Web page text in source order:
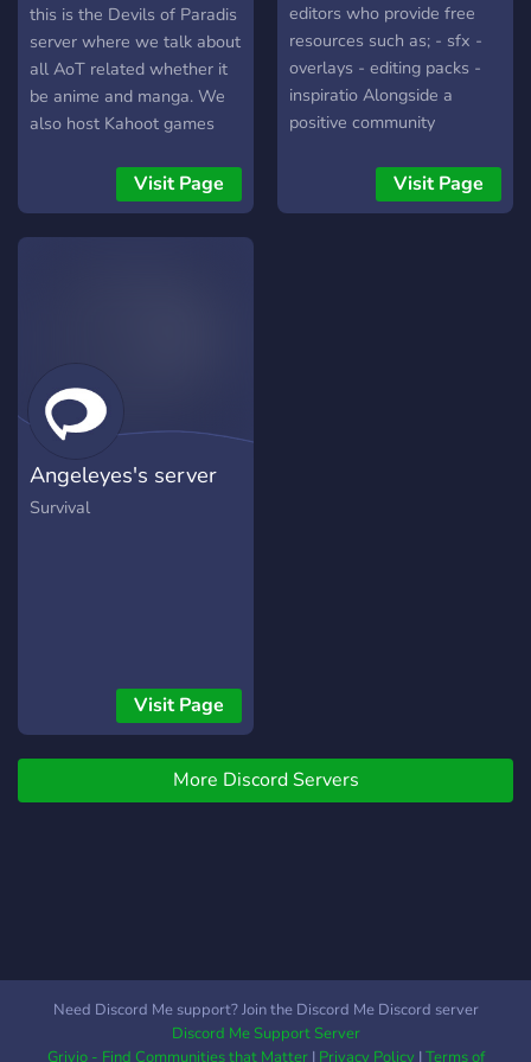
this is the Devils of Paradis
server where we talk about
all AoT related whether it
be anime and manga. We
also host Kahoot games
you and I hope to see you
Visit Page
editors who provide free
resources such as; - sfx -
overlays - editing packs -
inspiratio Alongside a
positive community
editing softwaresVisit Page
Angeleyes's server
Survival
Visit Page
More Discord Servers
Need Discord Me support? Join the Discord Me Discord server
Discord Me Support Server
Grivio - Find Communities that Matter| Privacy Policy|Terms of